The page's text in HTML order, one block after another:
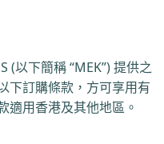
(以下簡稱“MEK”)提供之
下訂購條款，方可享用有
適用香港及其他地區。